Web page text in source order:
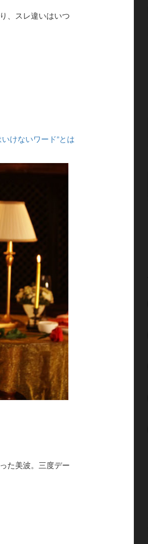
、スレ違いはいつ
けないワード”とは
た美波。三度デー